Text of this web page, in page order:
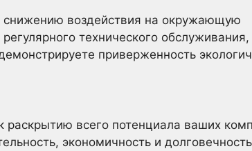
снижению воздействия на окружающую
технического
приверженность
всего потенциала ваших
экономичность и